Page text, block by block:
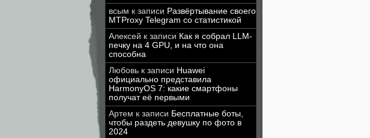
всым к записи Развёртывание своего
MTProxy Telegram со статистикой
Алексей к записи Как я собрал LLM-
печку на 4 GPU, и на что она
способна
Любовь к записи Huawei
официально представила
HarmonyOS 7: какие смартфоны
получат её первыми
Артем к записи Бесплатные боты,
чтобы раздеть девушку по фото в
2024